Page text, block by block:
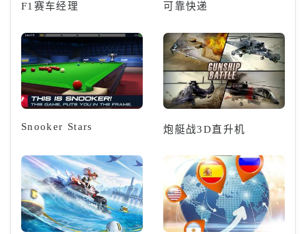
F1赛车经理 可靠快递
Snooker Stars 炮艇战3D直升机